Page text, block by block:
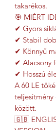
takarékos.
🎯 MIÉRT
✔ Gyors
✔ Stabil
✔ Könnyű
✔ Alacsony
✔ Hosszú
A 60 LE
teljesítmény
között.
🇬🇧